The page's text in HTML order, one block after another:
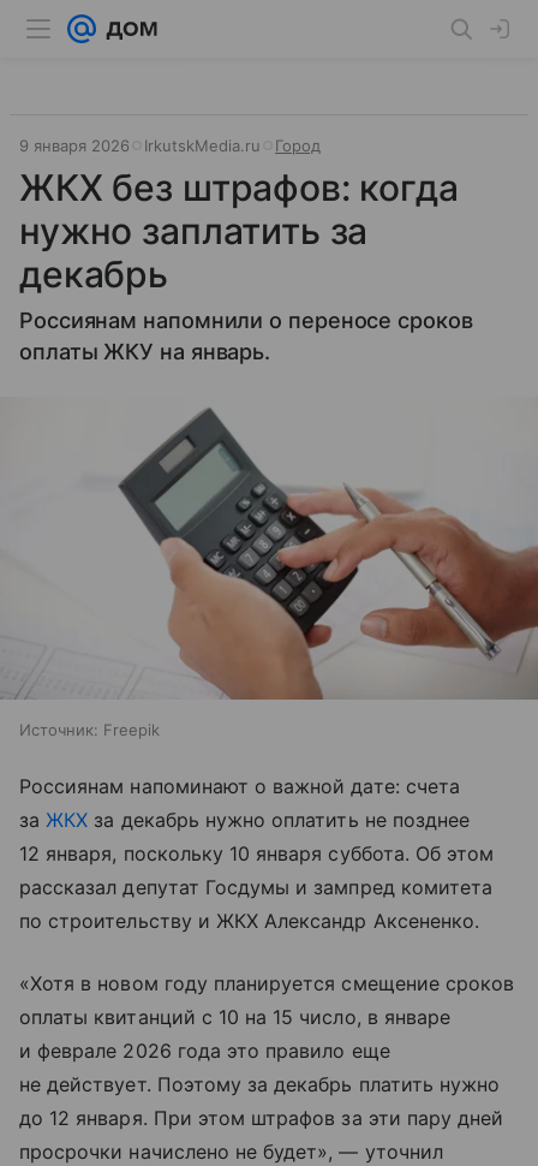
9 января 2026 IrkutskMedia.ru Город
ЖКХ без штрафов: когда
нужно заплатить за
декабрь
Россиянам напомнили о переносе сроков
оплаты ЖКУ на январь.
Источник: Freepik
Россиянам напоминают о важной дате: счета
заЖКХ за декабрь нужно оплатить не позднее
12 января, поскольку 10 января суббота. Об этом
рассказал депутат Госдумы и зампред комитета
по строительству и ЖКХ Александр Аксененко.
«Хотя в новом году планируется смещение сроков
оплаты квитанций с 10 на 15 число, в январе
и феврале 2026 года это правило еще
не действует. Поэтому за декабрь платить нужно
до 12 января. При этом штрафов за эти пару дней
просрочки начислено не будет», — уточнил